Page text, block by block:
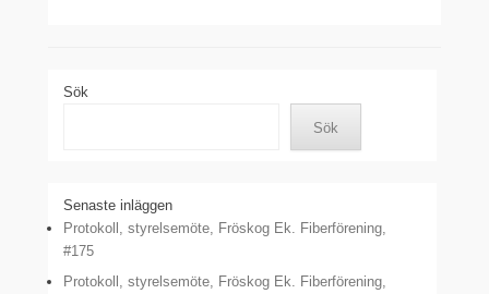
Sök
Sök
Senaste inläggen
Protokoll, styrelsemöte, Fröskog Ek. Fiberförening,
#175
Protokoll, styrelsemöte, Fröskog Ek. Fiberförening,